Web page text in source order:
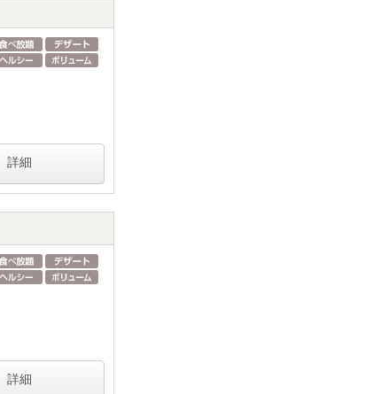
詳細
詳細